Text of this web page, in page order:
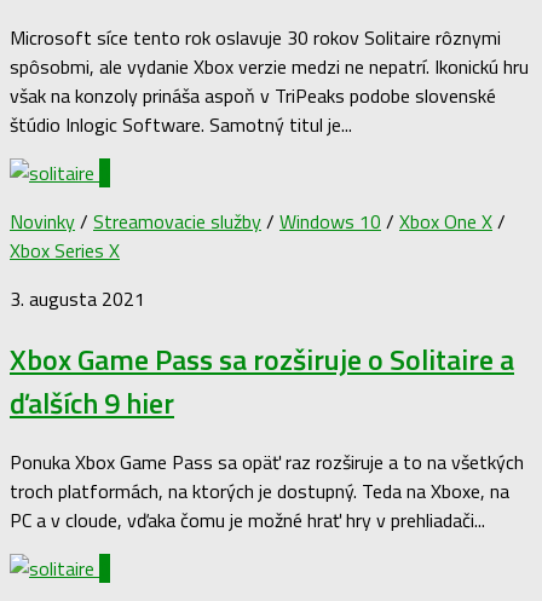
Microsoft síce tento rok oslavuje 30 rokov Solitaire rôznymi
spôsobmi, ale vydanie Xbox verzie medzi ne nepatrí. Ikonickú hru
však na konzoly prináša aspoň v TriPeaks podobe slovenské
štúdio Inlogic Software. Samotný titul je...
Novinky/ Streamovacie služby/ Windows 10 / Xbox One X/
Xbox Series X
3. augusta 2021
Xbox Game Pass sa rozširuje o Solitaire a
ďalších 9 hier
Ponuka Xbox Game Pass sa opäť raz rozširuje a to na všetkých
troch platformách, na ktorých je dostupný. Teda na Xboxe, na
PC a v cloude, vďaka čomu je možné hrať hry v prehliadači...